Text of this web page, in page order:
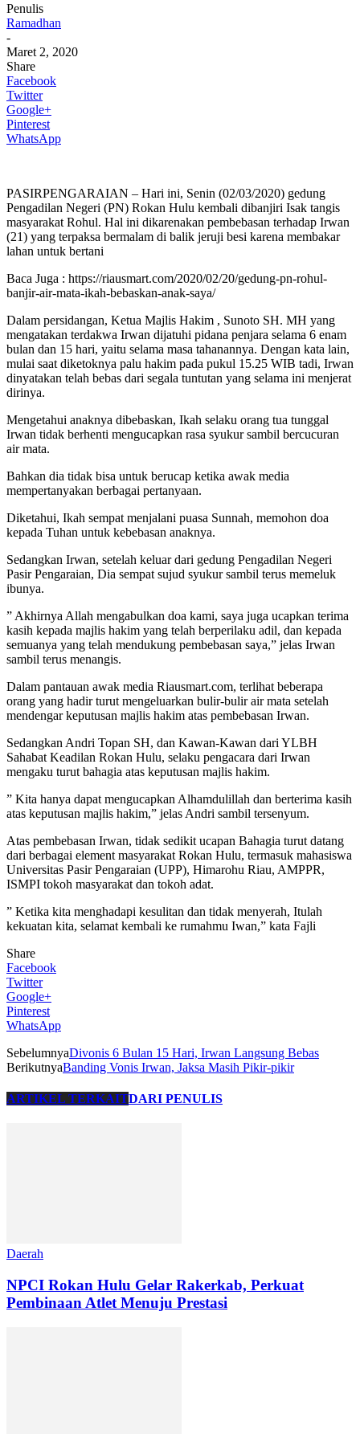
Penulis
Ramadhan
-
Maret 2, 2020
Share
Facebook
Twitter
Google+
Pinterest
WhatsApp
PASIRPENGARAIAN – Hari ini, Senin (02/03/2020) gedung
Pengadilan Negeri (PN) Rokan Hulu kembali dibanjiri Isak tangis
masyarakat Rohul. Hal ini dikarenakan pembebasan terhadap Irwan
(21) yang terpaksa bermalam di balik jeruji besi karena membakar
lahan untuk bertani
Baca Juga : https://riausmart.com/2020/02/20/gedung-pn-rohul-
banjir-air-mata-ikah-bebaskan-anak-saya/
Dalam persidangan, Ketua Majlis Hakim , Sunoto SH. MH yang
mengatakan terdakwa Irwan dijatuhi pidana penjara selama 6 enam
bulan dan 15 hari, yaitu selama masa tahanannya. Dengan kata lain,
mulai saat diketoknya palu hakim pada pukul 15.25 WIB tadi, Irwan
dinyatakan telah bebas dari segala tuntutan yang selama ini menjerat
dirinya.
Mengetahui anaknya dibebaskan, Ikah selaku orang tua tunggal
Irwan tidak berhenti mengucapkan rasa syukur sambil bercucuran
air mata.
Bahkan dia tidak bisa untuk berucap ketika awak media
mempertanyakan berbagai pertanyaan.
Diketahui, Ikah sempat menjalani puasa Sunnah, memohon doa
kepada Tuhan untuk kebebasan anaknya.
Sedangkan Irwan, setelah keluar dari gedung Pengadilan Negeri
Pasir Pengaraian, Dia sempat sujud syukur sambil terus memeluk
ibunya.
” Akhirnya Allah mengabulkan doa kami, saya juga ucapkan terima
kasih kepada majlis hakim yang telah berperilaku adil, dan kepada
semuanya yang telah mendukung pembebasan saya,” jelas Irwan
sambil terus menangis.
Dalam pantauan awak media Riausmart.com, terlihat beberapa
orang yang hadir turut mengeluarkan bulir-bulir air mata setelah
mendengar keputusan majlis hakim atas pembebasan Irwan.
Sedangkan Andri Topan SH, dan Kawan-Kawan dari YLBH
Sahabat Keadilan Rokan Hulu, selaku pengacara dari Irwan
mengaku turut bahagia atas keputusan majlis hakim.
” Kita hanya dapat mengucapkan Alhamdulillah dan berterima kasih
atas keputusan majlis hakim,” jelas Andri sambil tersenyum.
Atas pembebasan Irwan, tidak sedikit ucapan Bahagia turut datang
dari berbagai element masyarakat Rokan Hulu, termasuk mahasiswa
Universitas Pasir Pengaraian (UPP), Himarohu Riau, AMPPR,
ISMPI tokoh masyarakat dan tokoh adat.
” Ketika kita menghadapi kesulitan dan tidak menyerah, Itulah
kekuatan kita, selamat kembali ke rumahmu Iwan,” kata Fajli
Share
Facebook
Twitter
Google+
Pinterest
WhatsApp
SebelumnyaDivonis 6 Bulan 15 Hari, Irwan Langsung Bebas
BerikutnyaBanding Vonis Irwan, Jaksa Masih Pikir-pikir
ARTIKEL TERKAITDARI PENULIS
Daerah
NPCI Rokan Hulu Gelar Rakerkab, Perkuat
Pembinaan Atlet Menuju Prestasi